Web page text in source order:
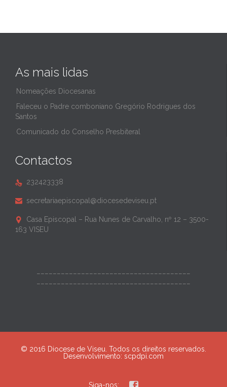
As mais lidas
Nomeações Diocesanas
Faleceu o Padre comboniano Gregório Rodrigues dos
Santos
Comunicado do Conselho Presbiteral
Contactos
 232423338
 secretariaepiscopal@diocesedeviseu.pt

Casa Episcopal – Rua Nunes de Carvalho, nº 12 – 3500-
163 VISEU
© 2016 Diocese de Viseu. Todos os direitos reservados.
Desenvolvimento: scpdpi.com
Siga-nos: